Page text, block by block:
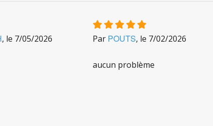
pour 2 cartouches est de 1500 litres. Tous
, le 7/05/2026 Par POUTS, le 7/02/2026
aucun problème